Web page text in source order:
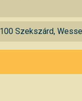
Szekszárd,